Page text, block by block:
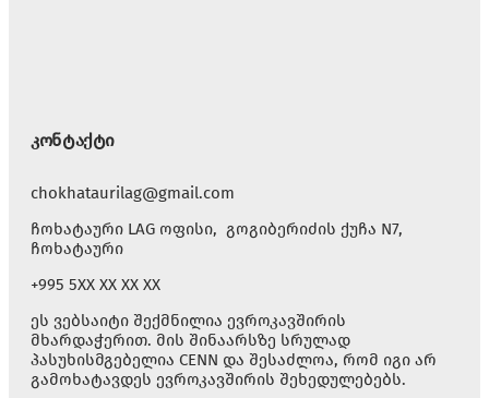
კონტაქტი
chokhataurilag@gmail.com
ჩოხატაური LAG ოფისი, გოგიბერიძის ქუჩა N7,
ჩოხატაური
+995 5XX XX XX XX
ეს ვებსაიტი შექმნილია ევროკავშირის
მხარდაჭერით. მის შინაარსზე სრულად
პასუხისმგებელია CENN და შესაძლოა, რომ იგი არ
გამოხატავდეს ევროკავშირის შეხედულებებს.